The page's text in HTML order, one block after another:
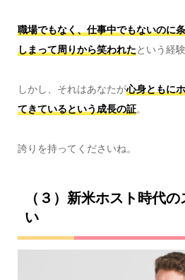
職場でもなく、仕事中でもないのに
しまって周りから笑われたという経
しかし、それはあなたが心身ともに
てきているという成長の証。
誇りを持ってくださいね。
（３）新米ホスト時代
い